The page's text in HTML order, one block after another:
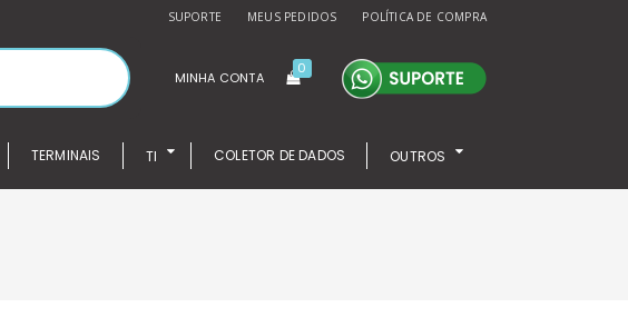
SUPORTE MEUS PEDIDOS POLÍTICA DE COMPRA
MINHA CONTA
0
TERMINAIS TI COLETOR DE DADOS OUTROS